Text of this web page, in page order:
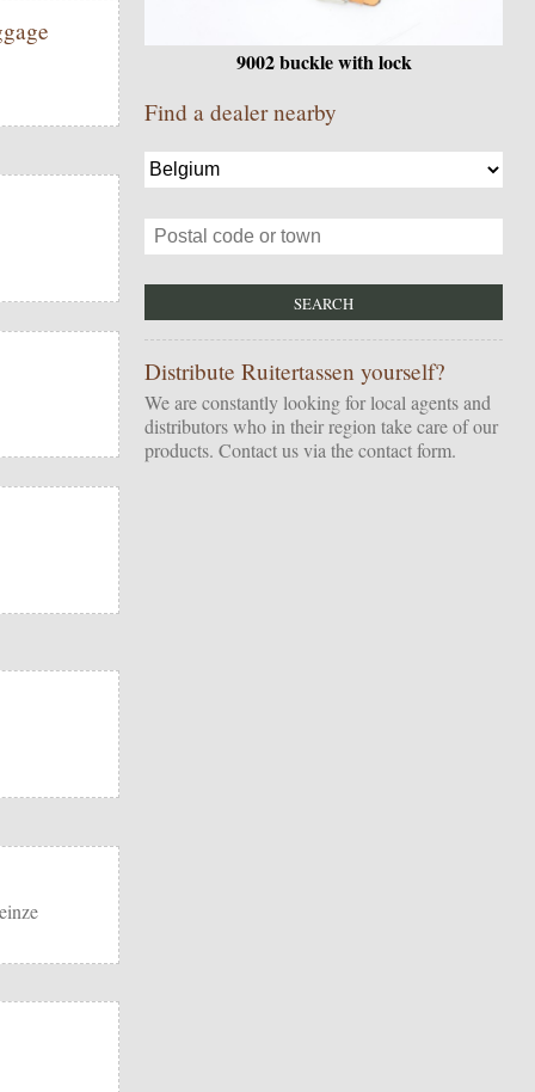
9002 buckle with lock
Find a dealer nearby
Distribute Ruitertassen yourself?
We are constantly looking for local agents and
distributors who in their region take care of our
products. Contact us via thecontact form.